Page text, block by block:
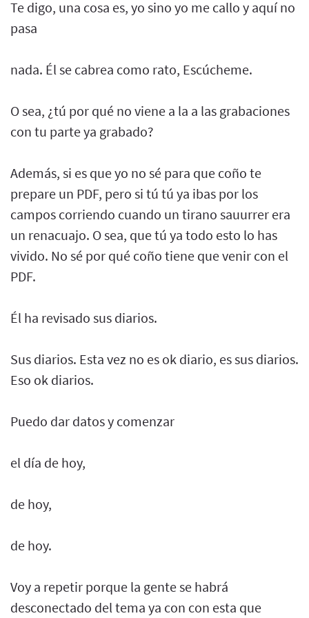
Te digo, una cosa es, yo sino yo me callo y aquí no
pasa
nada. Él se cabrea como rato, Escúcheme.
O sea, ¿tú por qué no viene a la a las grabaciones
con tu parte ya grabado?
Además, si es que yo no sé para que coño te
prepare un PDF, pero si tú tú ya ibas por los
campos corriendo cuando un tirano sauurrer era
un renacuajo. O sea, que tú ya todo esto lo has
vivido. No sé por qué coño tiene que venir con el
PDF.
Él ha revisado sus diarios.
Sus diarios. Esta vez no es ok diario, es sus diarios.
Eso ok diarios.
Puedo dar datos y comenzar
el día de hoy,
de hoy,
de hoy.
Voy a repetir porque la gente se habrá
desconectado del tema ya con con esta que